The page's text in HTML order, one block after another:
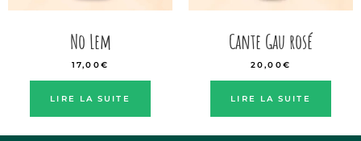
No Lem
17,00€
LIRE LA SUITE
Cante Gau rosé
20,00€
LIRE LA SUITE